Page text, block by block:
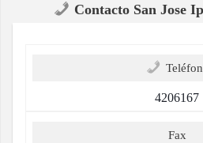
Contacto San Jose
4206167
Fax